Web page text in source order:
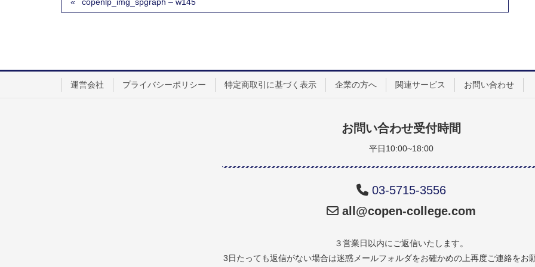
運営会社 プライバシーポリシー 特定商取引に基づく表示 企業の方へ 関連サービス お問い合わせ
お問い合わせ受付時間
平日10:00~18:00
03-5715-3556
all@copen-college.com
３営業日以内にご返信いたします。
3日たっても返信がない場合は迷惑メールフォルダをお確かめの上再度ご連絡をお